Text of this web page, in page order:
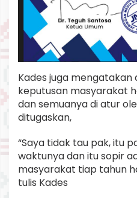
Kades juga mengatakan
keputusan masyarakat
dan semuanya di atur
ditugaskan,
“Saya tidak tau pak, itu
waktunya dan itu sopir
masyarakat tiap tahun
tulis Kades